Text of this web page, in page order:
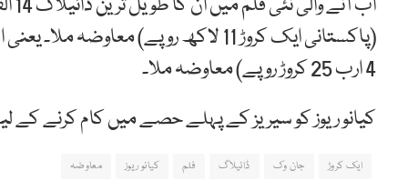
(پاکستانی ایک کروڑ 11 لاکھ روپے)
4 ارب 25 کروڑ روپے) معاوضہ ملا۔
کیانو ریوز کو سیریز کے پہلے حصے میں کام کرنے کے لیے 20 لاکھ ڈالرز تک دیئے گئے
ایک کروڑ جان وک ڈائیلاگ فلم کیانو ریوز معاوضہ